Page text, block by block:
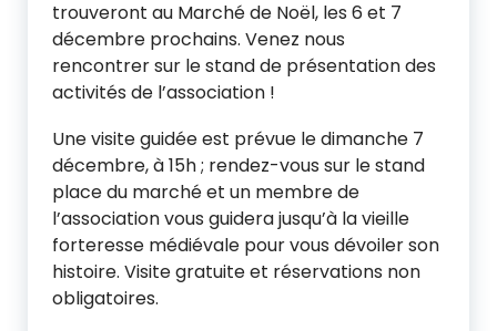
trouveront au Marché de Noël, les 6 et 7
décembre prochains. Venez nous
rencontrer sur le stand de présentation des
activités de l’association !
Une visite guidée est prévue le dimanche 7
décembre, à 15h ; rendez-vous sur le stand
place du marché et un membre de
l’association vous guidera jusqu’à la vieille
forteresse médiévale pour vous dévoiler son
histoire. Visite gratuite et réservations non
obligatoires.